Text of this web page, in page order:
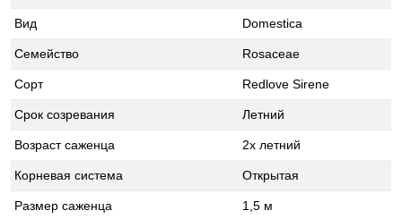
Вид Domestica
Семейство Rosaceae
Сорт Redlove Sirene
Срок созревания Летний
Возраст саженца 2х летний
Корневая система Открытая
Размер саженца 1,5 м